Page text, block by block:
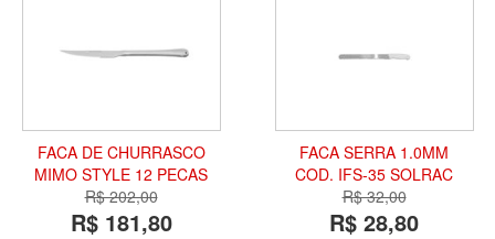
FACA DE CHURRASCO
MIMO STYLE 12 PECAS
R$ 202,00
R$ 181,80
FACA SERRA 1.0MM
COD. IFS-35 SOLRAC
R$ 32,00
R$ 28,80